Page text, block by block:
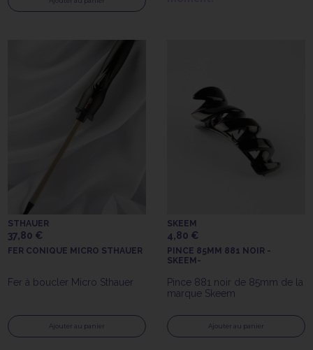
STHAUER
37,80 €
FER CONIQUE MICRO STHAUER
Fer à boucler Micro Sthauer
Ajouter au panier
SKEEM
4,80 €
PINCE 85MM 881 NOIR -
SKEEM-
Pince 881 noir de 85mm de la
marque Skeem
Ajouter au panier